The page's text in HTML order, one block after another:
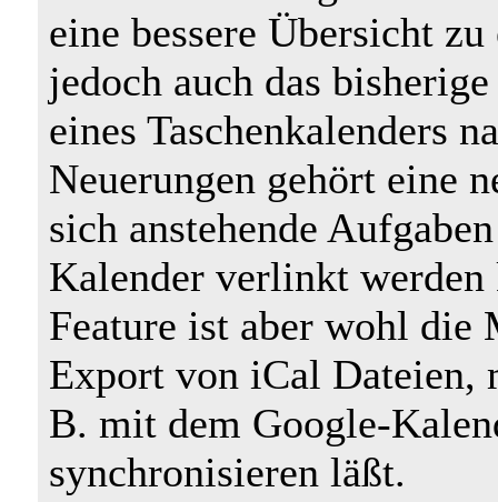
eine bessere Übersicht
jedoch auch das
eines Taschenkalenders
Neuerungen gehört eine
sich anstehende
Kalender verlinkt werden
Feature ist aber wohl
Export von iCal Dateien,
B. mit dem Google-
synchronisieren läßt.